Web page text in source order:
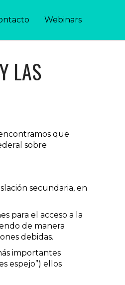
Webinars
LAS
que
sobre
secundaria, en
para el acceso a la
de manera
debidas.
importantes
espejo”) ellos